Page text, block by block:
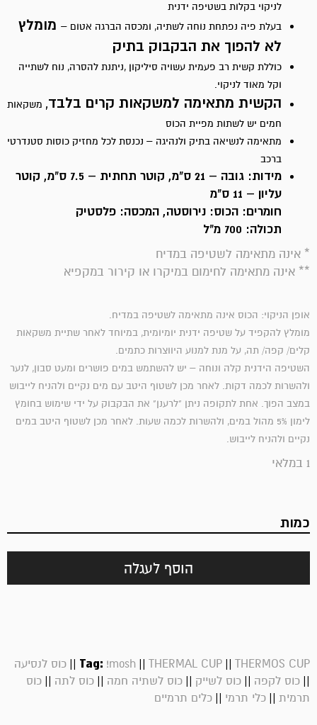
לניקוי בקלות בשטיפה ידנית
בעלת פיה נפתחת נוחה לשתיה, ומכסה הברגה אטום – מומלץ
לא להפוך את הבקבוק בתיק
כוללת קשית רב פעמית עשויה סיליקון ,ניתנת להסרה, נוח לשתייה
וקל מאוד לניקוי.
הקשית מתאימה למשקאות קרים בלבד, משקאות
חמים יש לשתות מפיית הכוס
מתאימה לנשיאה בתיק ולנהיגה – נכנסת לכל מחזיק כוסות סטנדרטי
ברכב
מידות: גובה – 21 ס"מ, קוטר תחתית – 7.5 ס"מ, קוטר
עליון – 11 ס"מ
חומרים: הכוס: נירוסטה, המכסה: פלסטיק
תכולה: 700 מ"ל
* אינה מתאימה לשטיפה במדיח
** אינה מתאימה לחימום במיקרו או קירור במקפיא
אופן הניקוי: הכוס אינה מתאימה לשטיפה במדיח.
מומלץ להקפיד על שטיפה ידנית יומיומית, במיוחד לאחר שתיית משקאות
קלים/ קפה/ תה, על מנת למנוע היווצרות כתמים.
השטיפה הידנית קלה ונוחה – יש להשתמש במים פושרים ומעט סבון, לנער
ולהשרות לכמה דקות. לאחר מכן לשטוף היטב עם מים נקיים ולהניח לייבוש
במצב הפוך. אחת לתקופה ניתן "לרענן" את הבקבוק על ידי שימוש בחומץ
לימון 5% מהול במים, ולהשרות לכמה שעות. לאחר מכן לשטוף היטב במים
נקיים ולהניח לייבוש.
1 במלאי
כמות
הוסף לעגלה
Tag: !mosh || THERMAL CUP || THERMOS CUP
|| כוס לנסיעה
|| כוס לקפה || כוס לשייק || כוס לשתיה חמה || כוס לתה || כוס
תרמית || כלי תרמי || כלים תרמיים